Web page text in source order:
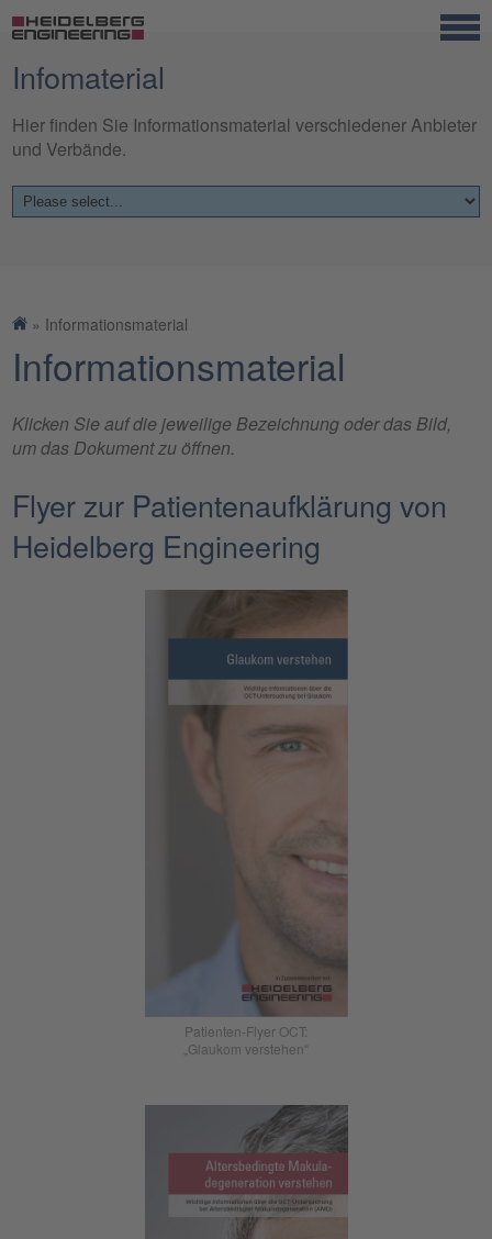
Infomaterial
Hier finden Sie Informationsmaterial verschiedener Anbieter
und Verbände.
Startseite
» Informationsmaterial
Informationsmaterial
Klicken Sie auf die jeweilige Bezeichnung oder das Bild,
um das Dokument zu öffnen.
Flyer zur Patientenaufklärung von
Heidelberg Engineering
Patienten-Flyer OCT:
„Glaukom verstehen“